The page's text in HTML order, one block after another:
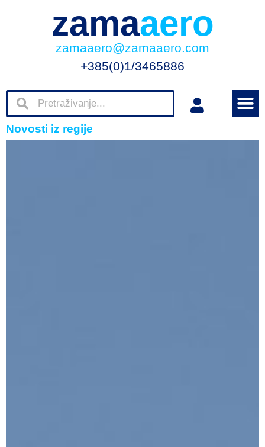
zamaaero
zamaaero@zamaaero.com
+385(0)1/3465886
Novosti iz regije